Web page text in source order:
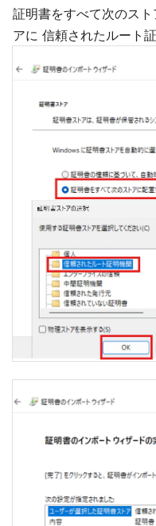
証明書をすべて次のス
アに 信頼されたルート